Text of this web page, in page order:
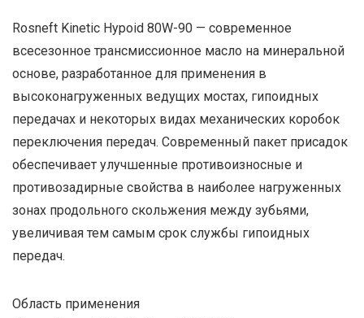
Rosneft Kinetic Hypoid 80W-90 — современное
всесезонное трансмиссионное масло на минеральной
основе, разработанное для применения в
высоконагруженных ведущих мостах, гипоидных
передачах и некоторых видах механических коробок
переключения передач. Современный пакет присадок
обеспечивает улучшенные противоизносные и
противозадирные свойства в наиболее нагруженных
зонах продольного скольжения между зубьями,
увеличивая тем самым срок службы гипоидных
передач.
Область применения